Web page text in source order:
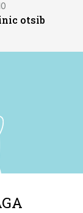
otsib